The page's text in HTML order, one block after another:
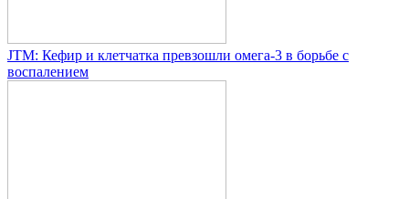
JTM: Кефир и клетчатка превзошли омега-3 в борьбе с
воспалением